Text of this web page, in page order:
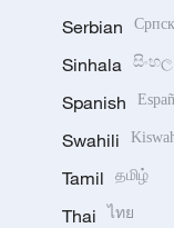
Serbian
Sinhala සිංහල
Spanish
Swahili
Tamil தமிழ்
Thai ไทย